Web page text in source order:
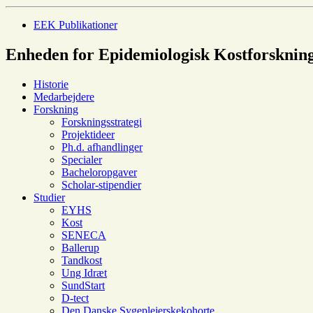
EEK Publikationer
Enheden for Epidemiologisk
Historie
Medarbejdere
Forskning
Forskningsstrategi
Projektideer
Ph.d. afhandlinger
Specialer
Bacheloropgaver
Scholar-stipendier
Studier
EYHS
Kost
SENECA
Ballerup
Tandkost
Ung Idræt
SundStart
D-tect
Den Danske Sygeplejerskekohorte